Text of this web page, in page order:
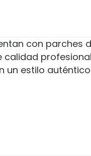
con parches
un estilo